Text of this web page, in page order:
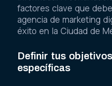
factores clave que
agencia de marketing
éxito en la Ciudad de
Definir tus
específicas